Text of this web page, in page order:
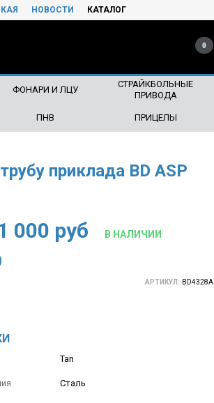
НОВОСТИ КАТАЛОГ
0
ФОНАРИ И ЛЦУ
СТРАЙКБОЛЬНЫЕ
ПРИВОДА
ПНВ ПРИЦЕЛЫ
приклада BD ASP
000 руб В НАЛИЧИИ
АРТИКУЛ: BD4328A
Tan
Сталь